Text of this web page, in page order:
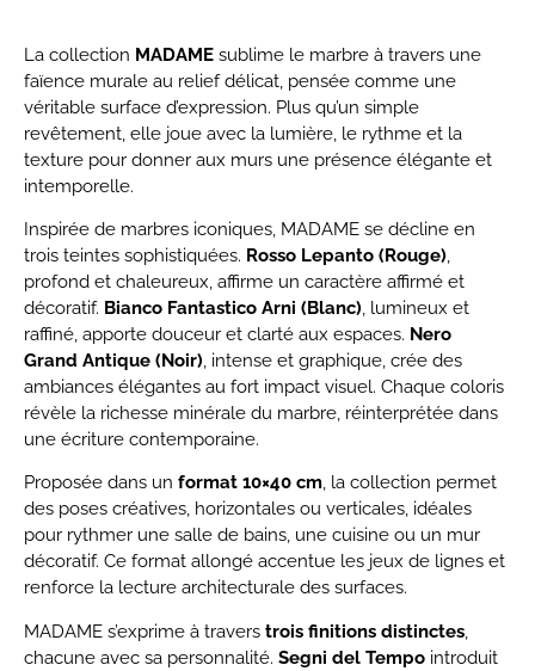
La collection MADAME sublime le marbre à travers une
faïence murale au relief délicat, pensée comme une
véritable surface d’expression. Plus qu’un simple
revêtement, elle joue avec la lumière, le rythme et la
texture pour donner aux murs une présence élégante et
intemporelle.
Inspirée de marbres iconiques, MADAME se décline en
trois teintes sophistiquées. Rosso Lepanto (Rouge),
profond et chaleureux, affirme un caractère affirmé et
décoratif. Bianco Fantastico Arni (Blanc), lumineux et
raffiné, apporte douceur et clarté aux espaces. Nero
Grand Antique (Noir), intense et graphique, crée des
ambiances élégantes au fort impact visuel. Chaque coloris
révèle la richesse minérale du marbre, réinterprétée dans
une écriture contemporaine.
Proposée dans un format 10×40 cm, la collection permet
des poses créatives, horizontales ou verticales, idéales
pour rythmer une salle de bains, une cuisine ou un mur
décoratif. Ce format allongé accentue les jeux de lignes et
renforce la lecture architecturale des surfaces.
MADAME s’exprime à travers trois finitions distinctes,
chacune avec sa personnalité. Segni del Tempo introduit